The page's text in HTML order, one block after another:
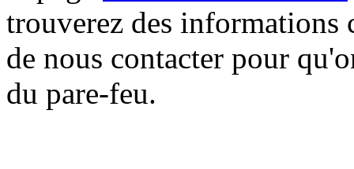
trouverez des informations
de nous contacter pour
du pare-feu.